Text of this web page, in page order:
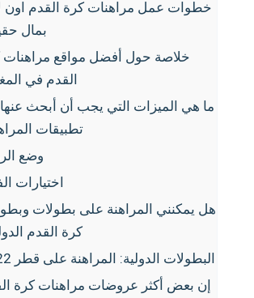
خطوات عمل مراهنات كرة القدم اون
بمال
خلاصة حول أفضل مواقع مراهنات
القدم في
ما هي الميزات التي يجب أن أبحث
تطبيقات
وضع
اختيارات
هل يمكنني المراهنة على بطولات
كرة القدم
البطولات الدولية: المراهنة على قطر 2022
إن بعض أكثر عروضات مراهنات كرة